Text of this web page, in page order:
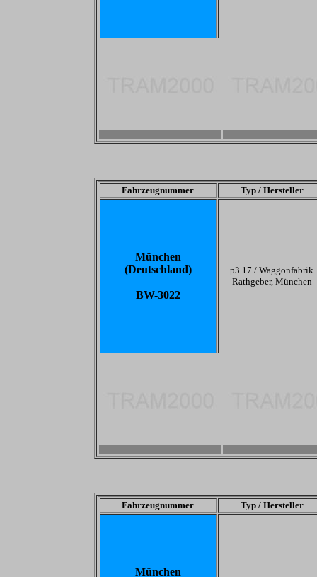
Fahrzeugnummer Typ / Hersteller
München
(Deutschland)
BW-3022
p3.17 / Waggonfabrik
Rathgeber, München
Fahrzeugnummer Typ / Hersteller
München